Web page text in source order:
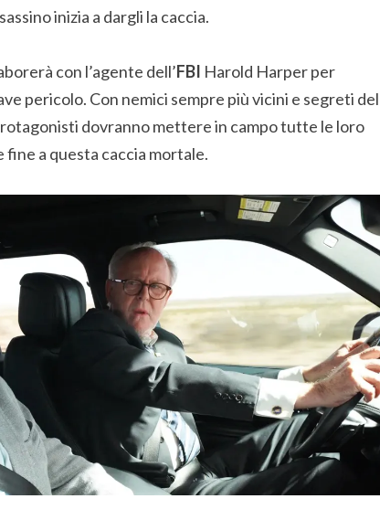
inizia a dargli la caccia.
con l’agente dell’FBI Harold Harper per
pericolo. Con nemici sempre più vicini e segreti del
dovranno mettere in campo tutte le loro
a questa caccia mortale.